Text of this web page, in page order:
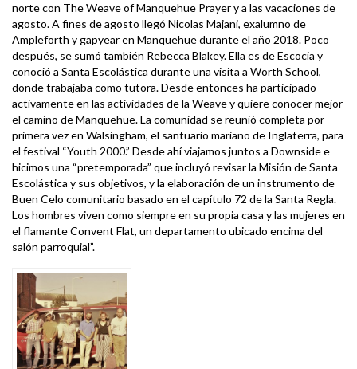
norte con The Weave of Manquehue Prayer y a las vacaciones de
agosto. A fines de agosto llegó Nicolas Majani, exalumno de
Ampleforth y gapyear en Manquehue durante el año 2018. Poco
después, se sumó también Rebecca Blakey. Ella es de Escocia y
conoció a Santa Escolástica durante una visita a Worth School,
donde trabajaba como tutora. Desde entonces ha participado
activamente en las actividades de la Weave y quiere conocer mejor
el camino de Manquehue. La comunidad se reunió completa por
primera vez en Walsingham, el santuario mariano de Inglaterra, para
el festival “Youth 2000.” Desde ahí viajamos juntos a Downside e
hicimos una “pretemporada” que incluyó revisar la Misión de Santa
Escolástica y sus objetivos, y la elaboración de un instrumento de
Buen Celo comunitario basado en el capítulo 72 de la Santa Regla.
Los hombres viven como siempre en su propia casa y las mujeres en
el flamante Convent Flat, un departamento ubicado encima del
salón parroquial”.